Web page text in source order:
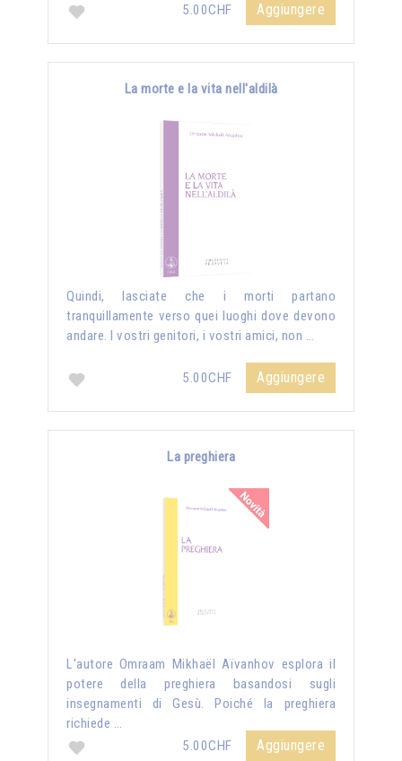
5.00CHF Aggiungere
La morte e la vita nell'aldilà
Quindi, lasciate che i morti partano
tranquillamente verso quei luoghi dove devono
andare. I vostri genitori, i vostri amici, non …
5.00CHF Aggiungere
La preghiera
L'autore Omraam Mikhaël Aïvanhov esplora il
potere della preghiera basandosi sugli
insegnamenti di Gesù. Poiché la preghiera
richiede …
5.00CHF
Aggiungere